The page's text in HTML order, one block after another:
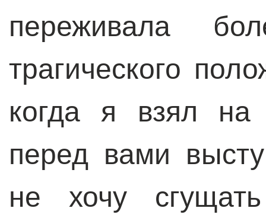
переживала
трагического
когда я взял на
перед вами
не хочу